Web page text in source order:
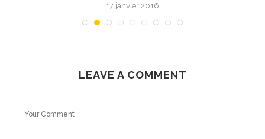
17 janvier 2016
LEAVE A COMMENT